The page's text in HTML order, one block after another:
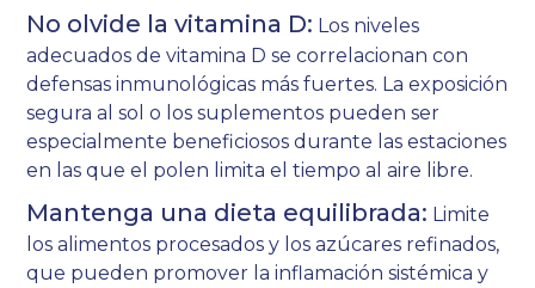
No olvide la vitamina D: Los niveles
adecuados de vitamina D se correlacionan con
defensas inmunológicas más fuertes. La exposición
segura al sol o los suplementos pueden ser
especialmente beneficiosos durante las estaciones
en las que el polen limita el tiempo al aire libre.
Mantenga una dieta equilibrada: Limite
los alimentos procesados y los azúcares refinados,
que pueden promover la inflamación sistémica y